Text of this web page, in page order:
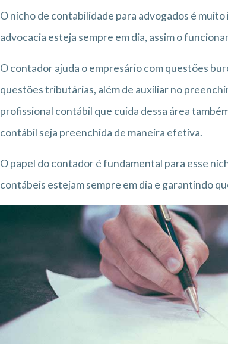
O nicho de contabilidade para advogados é
advocacia esteja sempre em dia, assim o
O contador ajuda o empresário com questões
questões tributárias, além de auxiliar no
profissional contábil que cuida dessa área
contábil seja preenchida de maneira efetiva.
O papel do contador é fundamental para esse
contábeis estejam sempre em dia e garantindo